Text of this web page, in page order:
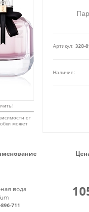
Артикул: 328-
Наличие:
от
может
вода
711